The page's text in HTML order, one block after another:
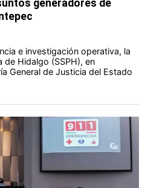
generadores de
e investigación operativa, la
de Hidalgo (SSPH), en
General de Justicia del Estado